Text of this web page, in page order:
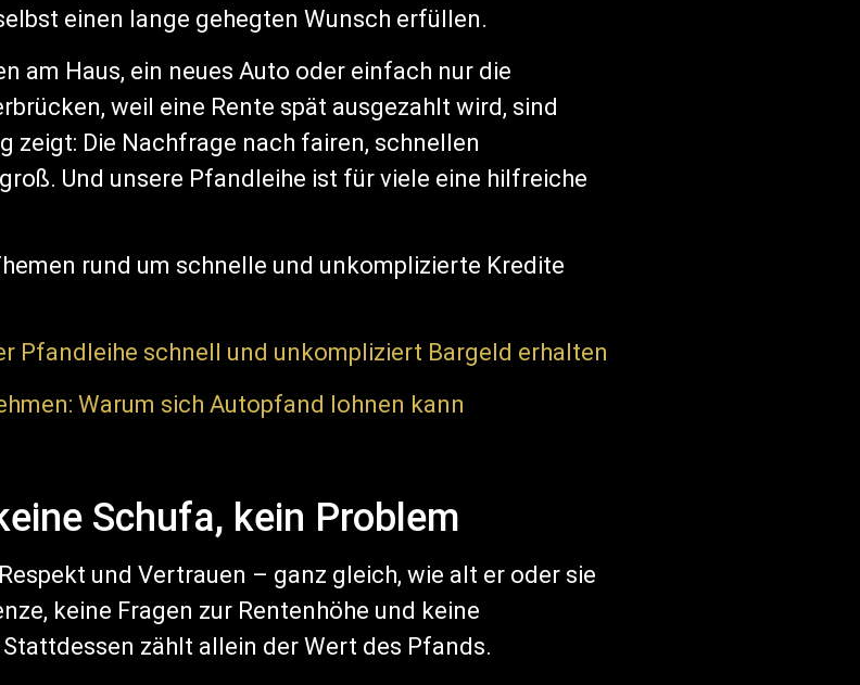
einen lange gehegten Wunsch erfüllen.
am Haus, ein neues Auto oder einfach nur die
weil eine Rente spät ausgezahlt wird, sind
zeigt: Die Nachfrage nach fairen, schnellen
Und unsere Pfandleihe ist für viele eine hilfreiche
rund um schnelle und unkomplizierte Kredite
Pfandleihe schnell und unkompliziert Bargeld erhalten
Warum sich Autopfand lohnen kann
Schufa, kein Problem
und Vertrauen – ganz gleich, wie alt er oder sie
keine Fragen zur Rentenhöhe und keine
zählt allein der Wert des Pfands.